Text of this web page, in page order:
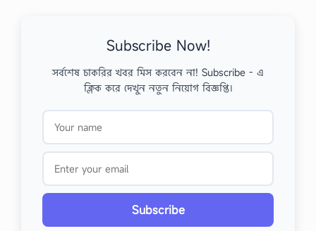
Subscribe Now!
সর্বশেষ চাকরির খবর মিস করবেন না! Subscribe - এ
ক্লিক করে দেখুন নতুন নিয়োগ বিজ্ঞপ্তি।
Subscribe